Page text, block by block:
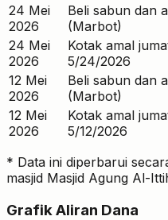
24 Mei
2026
Beli sabun dan
(Marbot)
24 Mei
2026
Kotak amal
5/24/2026
12 Mei
2026
Beli sabun dan
(Marbot)
12 Mei
2026
Kotak amal
5/12/2026
* Data ini diperbarui
masjid Masjid Agung Al-
Grafik Aliran Dana